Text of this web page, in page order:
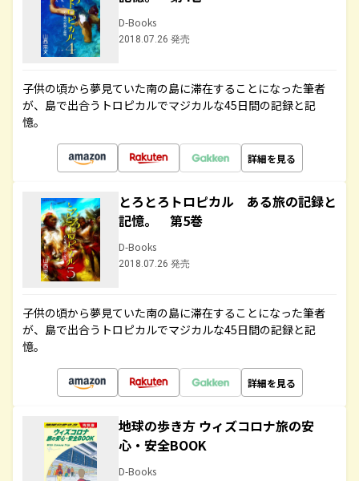
D-Books
2018.07.26 発売
子供の頃から夢見ていた南の島に滞在することになった筆者
が、島で出合うトロピカルでマジカルな45日間の記録と記
憶。
詳細を見る
とろとろトロピカル ある旅の記録と
記憶。 第5巻
D-Books
2018.07.26 発売
子供の頃から夢見ていた南の島に滞在することになった筆者
が、島で出合うトロピカルでマジカルな45日間の記録と記
憶。
詳細を見る
地球の歩き方 ウィズコロナ旅の安
心・安全BOOK
D-Books